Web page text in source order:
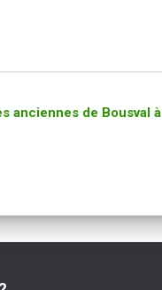
anciennes de Bousval à